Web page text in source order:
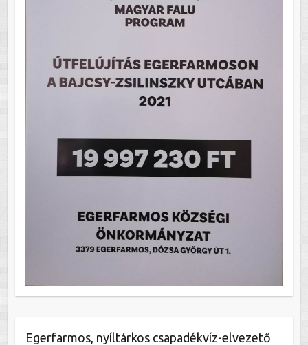
Egerfarmos, nyíltárkos csapadékvíz-elvezető